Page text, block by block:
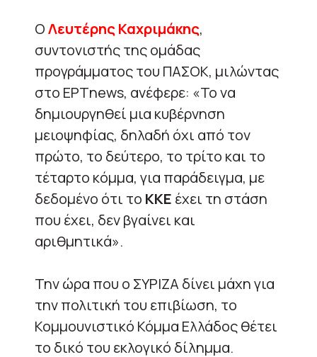
ΟΛευτέρης Καχριμάκης,
συντονιστής της ομάδας
προγράμματος του ΠΑΣΟΚ, μιλώντας
στο ΕΡΤnews, ανέφερε: «Το να
δημιουργηθεί μια κυβέρνηση
μειοψηφίας, δηλαδή όχι από τον
πρώτο, το δεύτερο, το τρίτο και το
τέταρτο κόμμα, για παράδειγμα, με
δεδομένο ότι το ΚΚΕ έχει τη στάση
που έχει, δεν βγαίνει και
αριθμητικά».
Την ώρα που ο ΣΥΡΙΖΑ δίνει μάχη για
την πολιτική του επιβίωση, το
Κομμουνιστικό Κόμμα Ελλάδος θέτει
το δικό του εκλογικό δίλημμα.